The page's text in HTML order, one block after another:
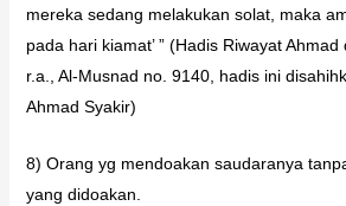
mereka sedang melakukan solat, maka
pada hari kiamat’ ” (Hadis Riwayat
r.a., Al-Musnad no. 9140, hadis ini
Ahmad Syakir)
8) Orang yg mendoakan saudaranya
yang didoakan.